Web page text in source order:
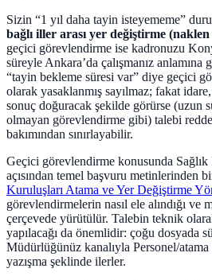
Sizin “1 yıl daha tayin isteyememe”
bağlı iller arası yer değiştirme
geçici görevlendirme ise kadronuzu
süreyle Ankara’da çalışmanız anlamına
“tayin bekleme süresi var” diye geçici
olarak yasaklanmış sayılmaz; fakat
sonuç doğuracak şekilde görürse (uzun
olmayan görevlendirme gibi) talebi
bakımından sınırlayabilir.
Geçici görevlendirme konusunda Sağlık
açısından temel başvuru metinlerinden
Kuruluşları Atama ve Yer Değiştirme
görevlendirmelerin nasıl ele alındığı ve
çerçevede yürütülür. Talebin teknik
yapılacağı da önemlidir: çoğu dosyada
Müdürlüğünüz kanalıyla Personel/
yazışma şeklinde ilerler.